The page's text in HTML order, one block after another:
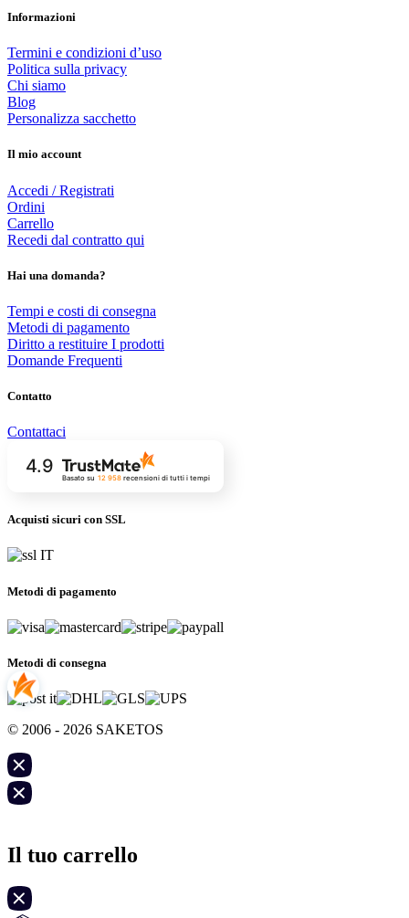
Informazioni
Termini e condizioni d’uso
Politica sulla privacy
Chi siamo
Blog
Personalizza sacchetto
Il mio account
Accedi / Registrati
Ordini
Carrello
Recedi dal contratto qui
Hai una domanda?
Tempi e costi di consegna
Metodi di pagamento
Diritto a restituire I prodotti
Domande Frequenti
Contatto
Contattaci
4.9
Basato su 12 958recensioni di tutti i tempi
Acquisti sicuri con SSL
Metodi di pagamento
Metodi di consegna
© 2006 - 2026 SAKETOS
Il tuo carrello